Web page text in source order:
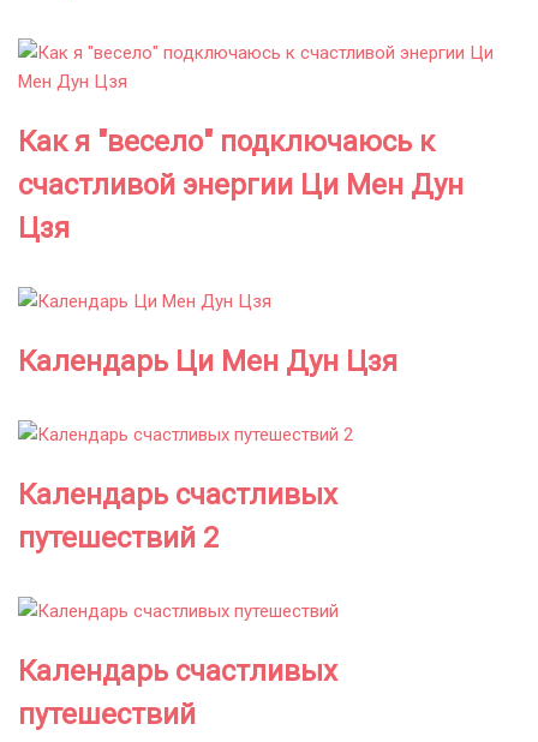
Как я "весело" подключаюсь к
счастливой энергии Ци Мен Дун
Цзя
Календарь Ци Мен Дун Цзя
Календарь счастливых
путешествий 2
Календарь счастливых
путешествий